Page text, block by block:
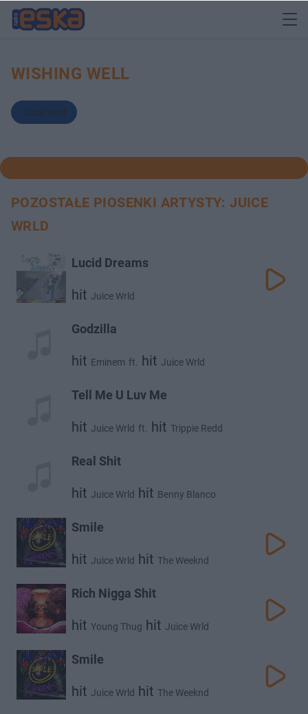
WISHING WELL
Juice Wrld
POZOSTAŁE PIOSENKI ARTYSTY: JUICE
WRLD
Lucid Dreams
hit Juice Wrld
Godzilla
hit Eminem ft. hit Juice Wrld
Tell Me U Luv Me
hit Juice Wrld ft. hit Trippie Redd
Real Shit
hit Juice Wrld hit Benny Blanco
Smile
hit Juice Wrld hit The Weeknd
Rich Nigga Shit
hit Young Thug hit Juice Wrld
Smile
hit Juice Wrld hit The Weeknd